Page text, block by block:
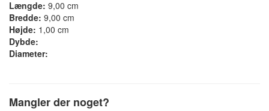
Længde: 9,00 cm
Bredde: 9,00 cm
Højde: 1,00 cm
Dybde:
Diameter:
Mangler der noget?